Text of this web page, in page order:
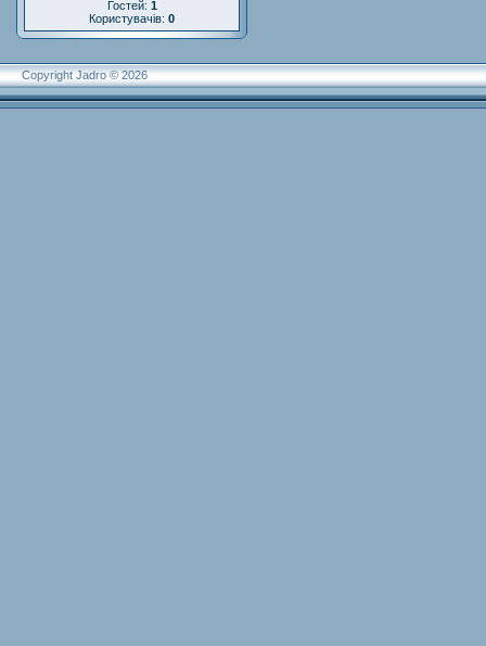
Гостей: 1
Користувачів: 0
Copyright Jadro © 2026